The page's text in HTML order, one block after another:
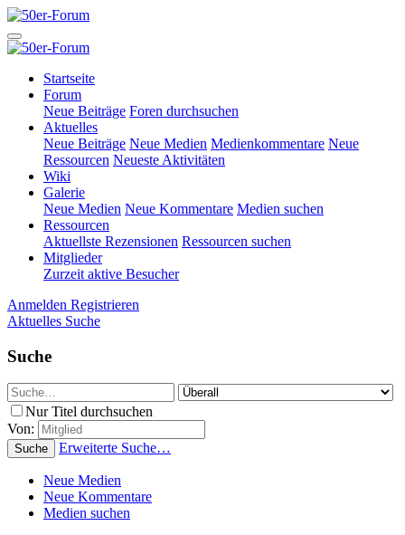
Startseite
Forum
Neue Beiträge Foren durchsuchen
Aktuelles
Neue Beiträge Neue Medien Medienkommentare Neue
Ressourcen Neueste Aktivitäten
Wiki
Galerie
Neue Medien Neue Kommentare Medien suchen
Ressourcen
Aktuellste Rezensionen Ressourcen suchen
Mitglieder
Zurzeit aktive Besucher
Anmelden Registrieren
Aktuelles Suche
Suche
Nur Titel durchsuchen
Von:
Suche Erweiterte Suche…
Neue Medien
Neue Kommentare
Medien suchen